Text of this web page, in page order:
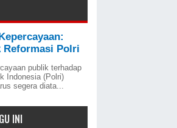
Reformasi Polri
publik terhadap
Indonesia (Polri)
segera diata...
INI